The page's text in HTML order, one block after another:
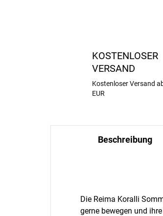
KOSTENLOSER
VERSAND
Kostenloser Versand
EUR
Beschreibung
Die Reima Koralli
gerne bewegen und